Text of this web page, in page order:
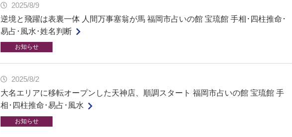
2025/8/9
逆境と飛躍は表裏一体 人間万事塞翁が馬 福岡市占いの館 宝琉館 手相･四柱推命･
易占･風水･姓名判断
お知らせ
2025/8/2
大名エリアに移転オープンした天神店、順調スタート 福岡市占いの館 宝琉館 手
相･四柱推命･易占･風水
お知らせ